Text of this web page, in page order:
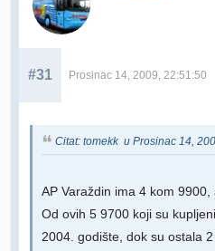
#31 Prosinac 14, 2009, 22:51:50
Citat: tomekk u Prosinac 14,
AP Varaždin ima 4 kom
Od ovih 5 9700 koji su
2004. godište, dok su ostala